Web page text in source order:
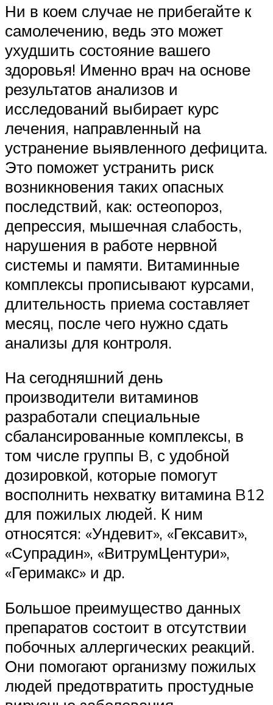
Ни в коем случае не прибегайте к
самолечению, ведь это может
ухудшить состояние вашего
здоровья! Именно врач на основе
результатов анализов и
исследований выбирает курс
лечения, направленный на
устранение выявленного дефицита.
Это поможет устранить риск
возникновения таких опасных
последствий, как: остеопороз,
депрессия, мышечная слабость,
нарушения в работе нервной
системы и памяти. Витаминные
комплексы прописывают курсами,
длительность приема составляет
месяц, после чего нужно сдать
анализы для контроля.
На сегодняшний день
производители витаминов
разработали специальные
сбалансированные комплексы, в
том числе группы B, с удобной
дозировкой, которые помогут
восполнить нехватку витамина B12
для пожилых людей. К ним
относятся: «Ундевит», «Гексавит»,
«Супрадин», «ВитрумЦентури»,
«Геримакс» и др.
Большое преимущество данных
препаратов состоит в отсутствии
побочных аллергических реакций.
Они помогают организму пожилых
людей предотвратить простудные